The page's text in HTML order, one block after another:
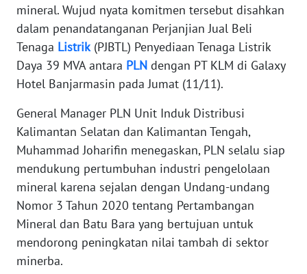
mineral. Wujud nyata komitmen tersebut disahkan
dalam penandatanganan Perjanjian Jual Beli
Tenaga Listrik(PJBTL) Penyediaan Tenaga Listrik
Daya 39 MVA antara PLN dengan PT KLM di Galaxy
Hotel Banjarmasin pada Jumat (11/11).
General Manager PLN Unit Induk Distribusi
Kalimantan Selatan dan Kalimantan Tengah,
Muhammad Joharifin menegaskan, PLN selalu siap
mendukung pertumbuhan industri pengelolaan
mineral karena sejalan dengan Undang-undang
Nomor 3 Tahun 2020 tentang Pertambangan
Mineral dan Batu Bara yang bertujuan untuk
mendorong peningkatan nilai tambah di sektor
minerba.
WN
JABAR
WN
BANTEN
WN
NTT
WN
PAPUA
WN